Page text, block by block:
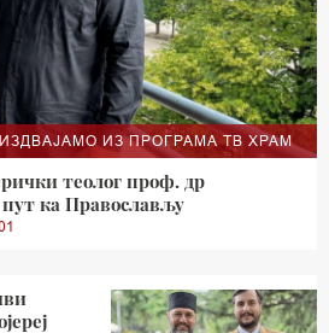
ИЗДВАЈАМО ИЗ ПРОГРАМА ТВ ХРАМ
теолог проф. др
ка Православљу